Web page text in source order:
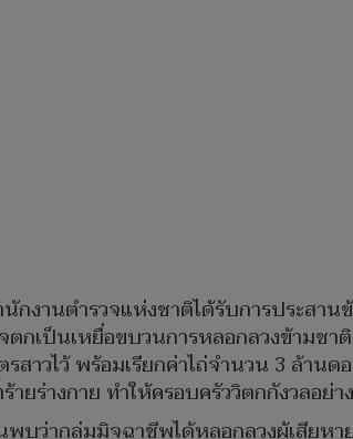
กงานตำรวจแห่งชาติได้รับการประสา
จตกเป็นเหยื่อขบวนการหลอกลวงข้าม
สาวไว้ พร้อมเรียกค่าไถ่จำนวน 3 ล้า
ายร่างกาย ทำให้ครอบครัววิตกกังวลอย่
บว่ากลุ่มมิจฉาชีพได้หลอกลวงผู้เสียหา